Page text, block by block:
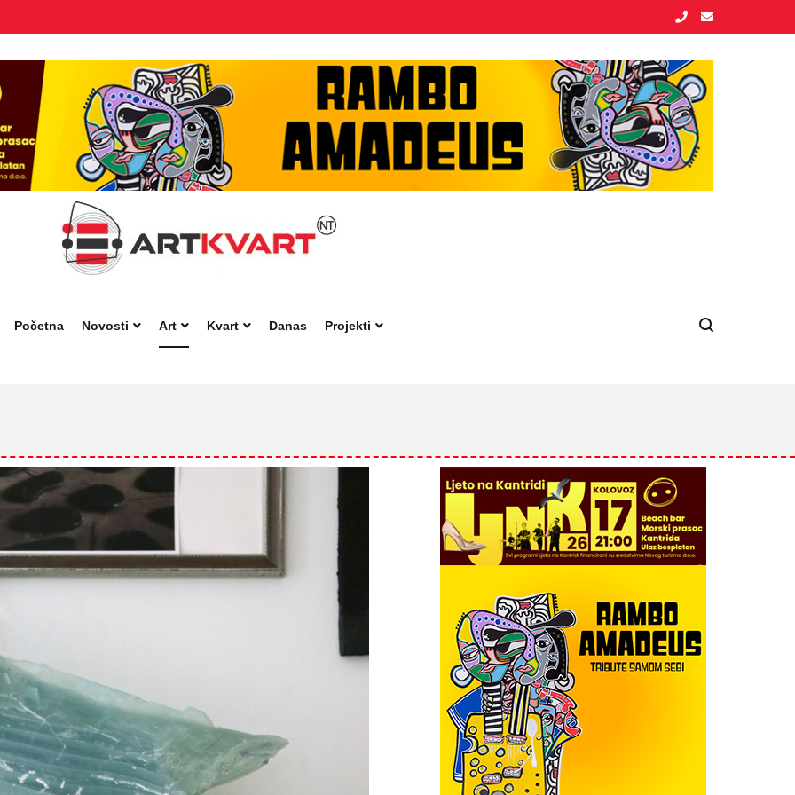
Početna
Novosti Art Kvart Danas Projekti